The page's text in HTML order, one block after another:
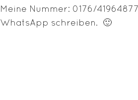
Meine Nummer: 0176/
WhatsApp schreiben. 🙂